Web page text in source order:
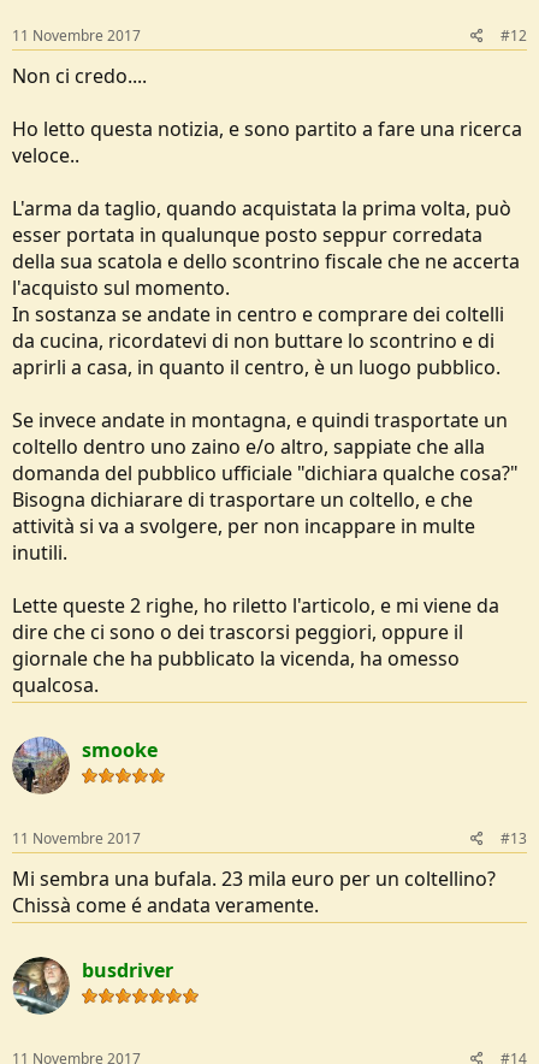
11 Novembre 2017 #12
Non ci credo....
Ho letto questa notizia, e sono partito a fare una ricerca
veloce..
L'arma da taglio, quando acquistata la prima volta, può
esser portata in qualunque posto seppur corredata
della sua scatola e dello scontrino fiscale che ne accerta
l'acquisto sul momento.
In sostanza se andate in centro e comprare dei coltelli
da cucina, ricordatevi di non buttare lo scontrino e di
aprirli a casa, in quanto il centro, è un luogo pubblico.
Se invece andate in montagna, e quindi trasportate un
coltello dentro uno zaino e/o altro, sappiate che alla
domanda del pubblico ufficiale "dichiara qualche cosa?"
Bisogna dichiarare di trasportare un coltello, e che
attività si va a svolgere, per non incappare in multe
inutili.
Lette queste 2 righe, ho riletto l'articolo, e mi viene da
dire che ci sono o dei trascorsi peggiori, oppure il
giornale che ha pubblicato la vicenda, ha omesso
qualcosa.
smooke
11 Novembre 2017 #13
Mi sembra una bufala. 23 mila euro per un coltellino?
Chissà come é andata veramente.
busdriver
11 Novembre 2017 #14